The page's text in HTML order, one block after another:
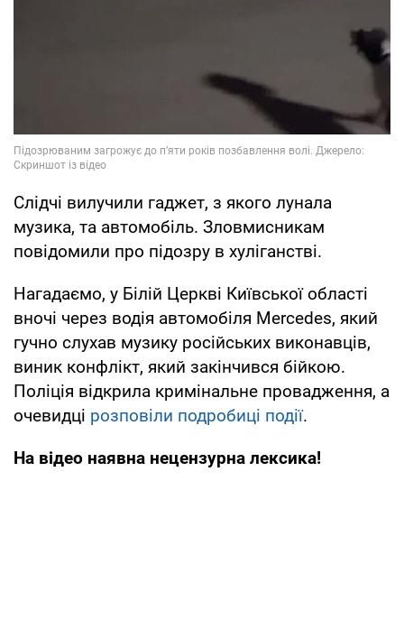
Слідчі вилучили гаджет, з якого лунала
музика, та автомобіль. Зловмисникам
повідомили про підозру в хуліганстві.
Нагадаємо, у Білій Церкві Київської області
вночі через водія автомобіля Mercedes, який
гучно слухав музику російських виконавців,
виник конфлікт, який закінчився бійкою.
Поліція відкрила кримінальне провадження, а
очевидці розповіли подробиці події.
На відео наявна нецензурна лексика!